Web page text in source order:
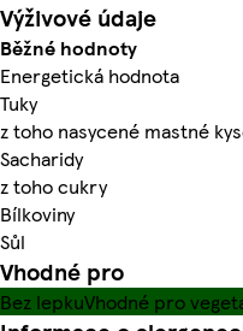
Výživové údaje
Běžné hodnoty
Energetická hodnota
Tuky
z toho nasycené mastné
Sacharidy
z toho cukry
Bílkoviny
Sůl
Vhodné pro
Bez lepkuVhodné pro